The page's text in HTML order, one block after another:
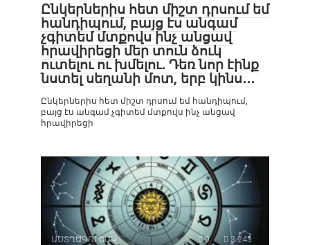
Ընկերներիս հետ միշտ դրսում եմ
հանդիպում, բայց էս անգամ
չգիտեմ մտքովս ինչ անցավ
հրավիրեցի մեր տուն ձուկ
ուտելու ու խմելու․ Դեռ նոր էինք
նստել սեղանի մոտ, երբ կինս․․․
Ընկերներիս հետ միշտ դրսում եմ հանդիպում,
բայց էս անգամ չգիտեմ մտքովս ինչ անցավ
հրավիրեցի
ԱՍՏՂԱԳՈՒՇԱԿ 0 3 243